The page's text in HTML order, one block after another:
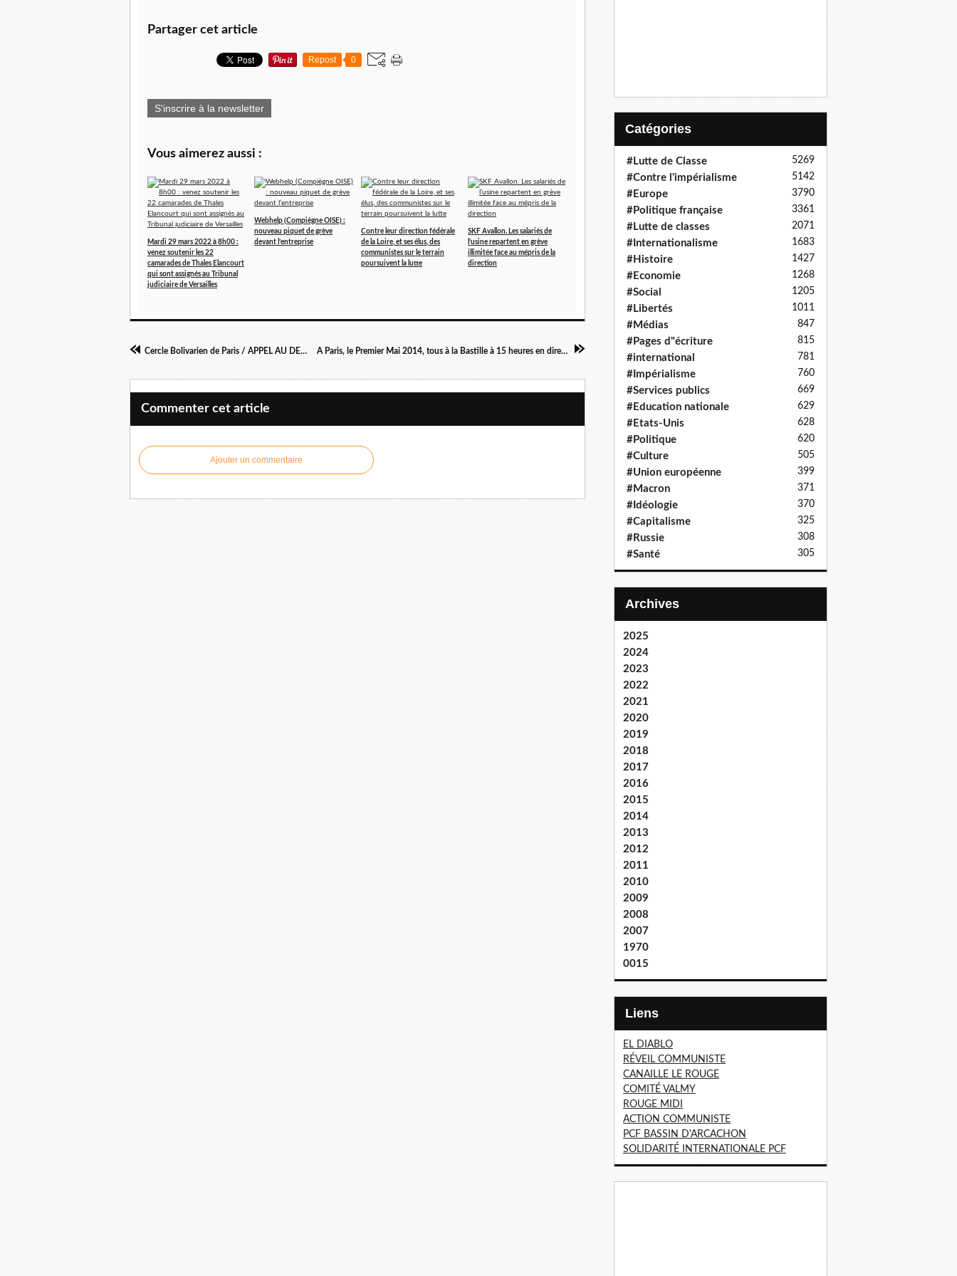
Partager cet article
Repost 0
S'inscrire à la newsletter
Vous aimerez aussi :
Mardi 29 mars 2022 à 8h00 :
venez soutenir les 22
camarades de Thales Elancourt
qui sont assignés au Tribunal
judiciaire de Versailles
Webhelp (Compiègne OISE) :
nouveau piquet de grève
devant l’entreprise
Contre leur direction fédérale
de la Loire, et ses élus, des
communistes sur le terrain
poursuivent la lutte
SKF Avallon. Les salariés de
l’usine repartent en grève
illimitée face au mépris de la
direction
Cercle Bolivarien de Paris / APPEL AU DEFILE DU PREMIER MAI A PARIS A Paris, le Premier Mai 2014, tous à la Bastille à 15 heures en direction de la Nation par la rue du Fg Saint-Antoine
Commenter cet article
Ajouter un commentaire
Catégories
#Lutte de Classe 5269
#Contre l'impérialisme 5142
#Europe 3790
#Politique française 3361
#Lutte de classes 2071
#Internationalisme 1683
#Histoire 1427
#Economie 1268
#Social 1205
#Libertés 1011
#Médias 847
#Pages d"écriture 815
#international 781
#Impérialisme 760
#Services publics 669
#Education nationale 629
#Etats-Unis 628
#Politique 620
#Culture 505
#Union européenne 399
#Macron 371
#Idéologie 370
#Capitalisme 325
#Russie 308
#Santé 305
Archives
2025
2024
2023
2022
2021
2020
2019
2018
2017
2016
2015
2014
2013
2012
2011
2010
2009
2008
2007
1970
0015
Liens
EL DIABLO
RÉVEIL COMMUNISTE
CANAILLE LE ROUGE
COMITÉ VALMY
ROUGE MIDI
ACTION COMMUNISTE
PCF BASSIN D'ARCACHON
SOLIDARITÉ INTERNATIONALE PCF